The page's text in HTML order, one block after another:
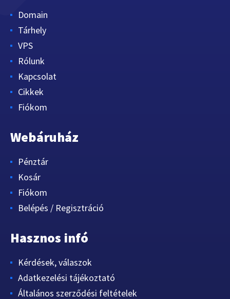
Domain
Tárhely
VPS
Rólunk
Kapcsolat
Cikkek
Fiókom
Webáruház
Pénztár
Kosár
Fiókom
Belépés / Regisztráció
Hasznos infó
Kérdések, válaszok
Adatkezelési tájékoztató
Általános szerződési feltételek